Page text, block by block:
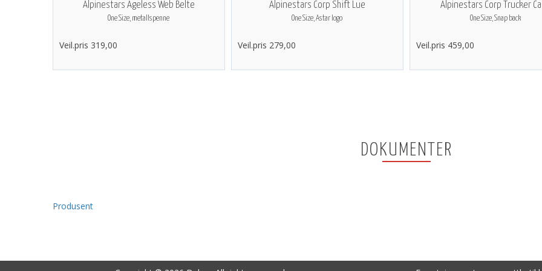
Alpinestars Ageless Web Belte
One Size, metallspenne
Veil.pris 319,00
Alpinestars Corp Shift Lue
One Size, Astar logo
Veil.pris 279,00
Alpinestars Corp Trucker
One Size, Snap back
Veil.pris 459,00
DOKUMENTER
Produsent